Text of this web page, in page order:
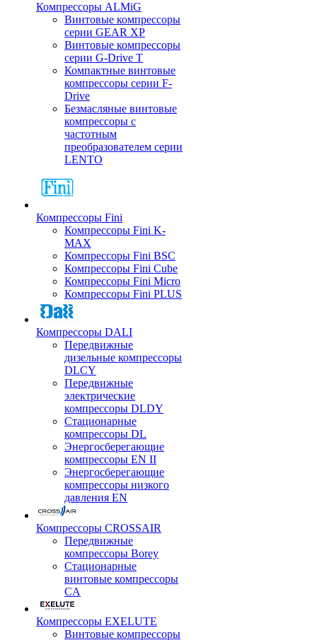
Компрессоры ALMiG
Винтовые компрессоры
серии GEAR XP
Винтовые компрессоры
серии G-Drive T
Компактные винтовые
компрессоры серии F-
Drive
Безмасляные винтовые
компрессоры с
частотным
преобразователем серии
LENTO
Компрессоры Fini
Компрессоры Fini K-
MAX
Компрессоры Fini BSC
Компрессоры Fini Cube
Компрессоры Fini Micro
Компрессоры Fini PLUS
Компрессоры DALI
Передвижные
дизельные компрессоры
DLCY
Передвижные
электрические
компрессоры DLDY
Стационарные
компрессоры DL
Энергосберегающие
компрессоры EN II
Энергосберегающие
компрессоры низкого
давления EN
Компрессоры CROSSAIR
Передвижные
компрессоры Borey
Стационарные
винтовые компрессоры
CA
Компрессоры EXELUTE
Винтовые компрессоры